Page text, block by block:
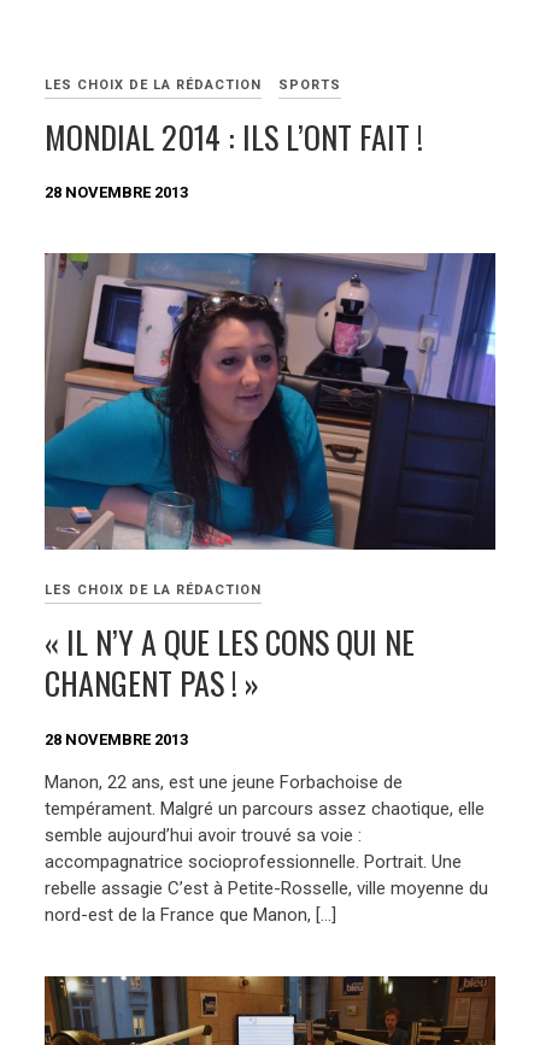
LES CHOIX DE LA RÉDACTION SPORTS
MONDIAL 2014 : ILS L’ONT FAIT !
28 NOVEMBRE 2013
LES CHOIX DE LA RÉDACTION
« IL N’Y A QUE LES CONS QUI NE
CHANGENT PAS ! »
28 NOVEMBRE 2013
Manon, 22 ans, est une jeune Forbachoise de
tempérament. Malgré un parcours assez chaotique, elle
semble aujourd’hui avoir trouvé sa voie :
accompagnatrice socioprofessionnelle. Portrait. Une
rebelle assagie C’est à Petite-Rosselle, ville moyenne du
nord-est de la France que Manon, […]